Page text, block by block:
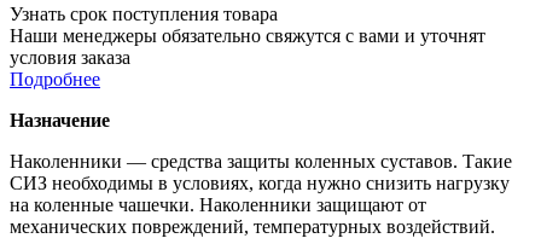
Узнать срок поступления товара
Наши менеджеры обязательно свяжутся с вами и уточнят
условия заказа
Подробнее
Назначение
Наколенники — средства защиты коленных суставов. Такие
СИЗ необходимы в условиях, когда нужно снизить нагрузку
на коленные чашечки. Наколенники защищают от
механических повреждений, температурных воздействий.